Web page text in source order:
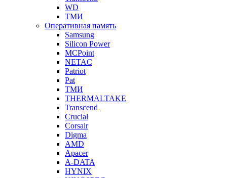
WD
ТМИ
Оперативная память
Samsung
Silicon Power
MCPoint
NETAC
Patriot
Pat
ТМИ
THERMALTAKE
Transcend
Crucial
Corsair
Digma
AMD
Apacer
A-DATA
HYNIX